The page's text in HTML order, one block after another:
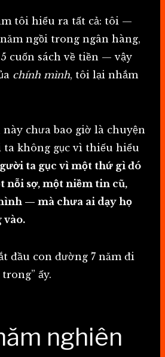
tôi hiểu ra tất cả: tôi —
ngồi trong ngân hàng,
cuốn sách về tiền — vậy
chính mình, tôi lại nhắm
chưa bao giờ là chuyện
ta không gục vì thiếu hiểu
ta gục vì một thứ gì đó
sợ, một niềm tin cũ,
— mà chưa ai dạy họ
vào.
đầu con đường 7 năm đi
ấy.
nghiên